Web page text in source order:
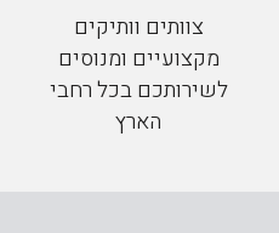
צוותים וותיקים
מקצועיים ומנוסים
לשירותכם בכל רחבי
הארץ